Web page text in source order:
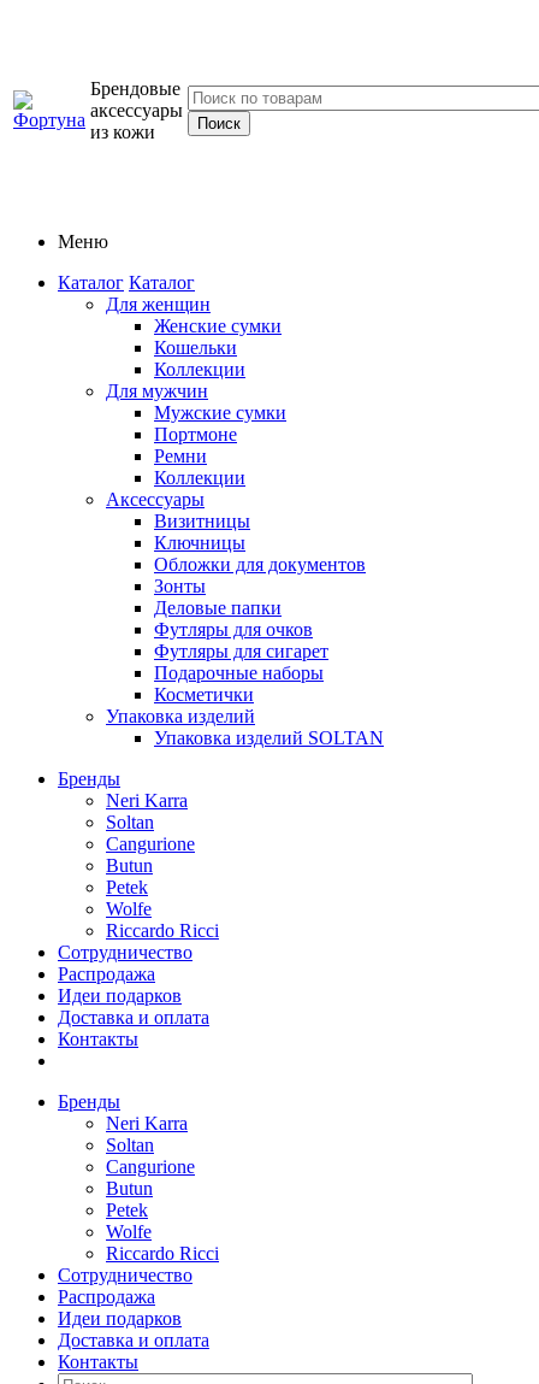
Брендовые
аксессуары
из кожи
Меню
Каталог Каталог
Для женщин
Женские сумки
Кошельки
Коллекции
Для мужчин
Мужские сумки
Портмоне
Ремни
Коллекции
Аксессуары
Визитницы
Ключницы
Обложки для документов
Зонты
Деловые папки
Футляры для очков
Футляры для сигарет
Подарочные наборы
Косметички
Упаковка изделий
Упаковка изделий SOLTAN
Бренды
Neri Karra
Soltan
Cangurione
Butun
Petek
Wolfe
Riccardo Ricci
Сотрудничество
Распродажа
Идеи подарков
Доставка и оплата
Контакты
Бренды
Neri Karra
Soltan
Cangurione
Butun
Petek
Wolfe
Riccardo Ricci
Сотрудничество
Распродажа
Идеи подарков
Доставка и оплата
Контакты